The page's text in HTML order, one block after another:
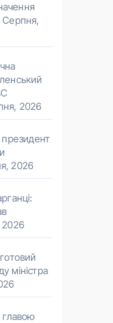
Серпня,
2026
президент
2026
міністра
главою